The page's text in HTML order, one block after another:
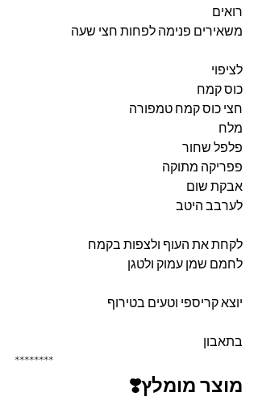
רואים
משאירים פנימה לפחות חצי שעה
לציפוי
כוס קמח
חצי כוס קמח טמפורה
מלח
פלפל שחור
פפריקה מתוקה
אבקת שום
לערבב היטב
לקחת את העוף ולצפות בקמח
לחמם שמן עמוק ולטגן
יוצא קריספי וטעים בטירוף
בתאבון
********
מוצר מומלץ❣️